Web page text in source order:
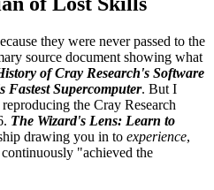
they were never passed to the
source document showing what
of Cray Research's Software
Fastest Supercomputer. But I
the Cray Research
The Wizard's Lens: Learn to
drawing you in to experience,
"achieved the